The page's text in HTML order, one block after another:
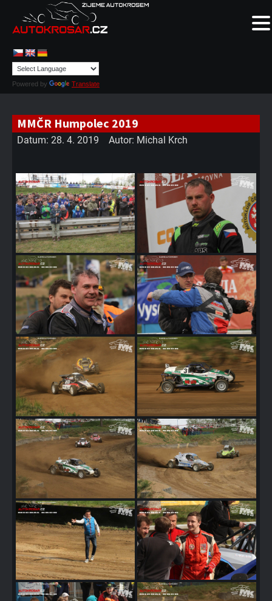
Powered by Translate
MMČR Humpolec 2019
Datum: 28. 4. 2019 Autor: Michal Krch